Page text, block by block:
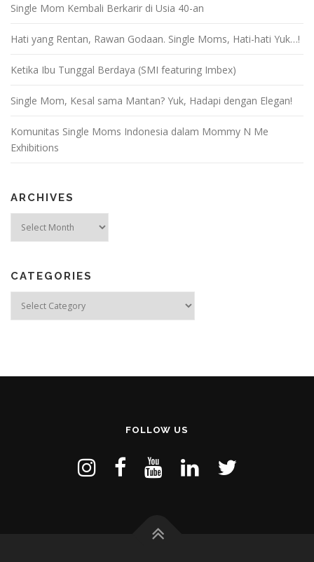
Single Mom Kembali Berkarir di Usia 40-an
Hati yang Rentan, Rawan Godaan. Single Moms, Hati-hati Yuk…!
Ketika Ibu Tunggal Berdaya (SMI featuring Imbex)
Single Mom, Kesal sama Mantan? Yuk, Hadapi dengan Elegan!
Komunitas Single Moms Indonesia dalam Mommy N Me
Exhibitions
ARCHIVES
CATEGORIES
FOLLOW US